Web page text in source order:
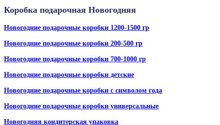
Коробка подарочная Новогодняя
Новогодние подарочные коробки 1200-1500 гр
Новогодние подарочные коробки 200-500 гр
Новогодние подарочные коробки 700-1000 гр
Новогодние подарочные коробки детские
Новогодние подарочные коробки с символом года
Новогодние подарочные коробки универсальные
Новогодняя кондитерская упаковка